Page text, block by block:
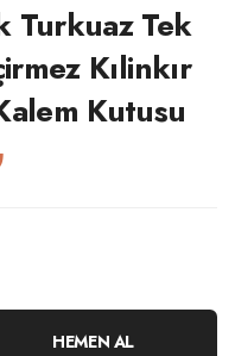
Turkuaz Tek
Kılinkır
Kutusu
HEMEN AL